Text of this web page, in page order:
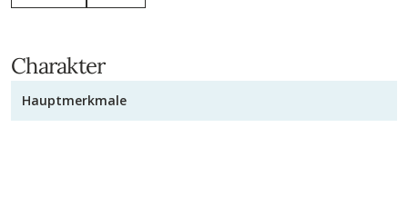
Charakter
Hauptmerkmale